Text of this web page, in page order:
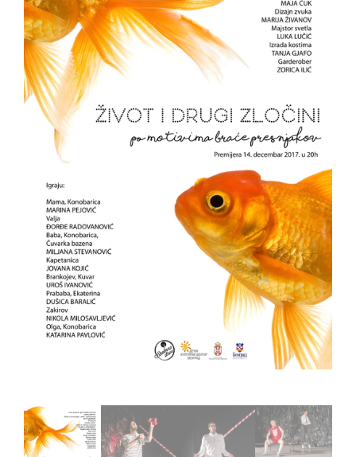
NOVOSTI